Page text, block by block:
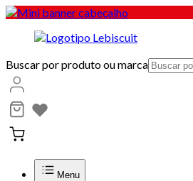
Buscar por produto ou marca
Menu